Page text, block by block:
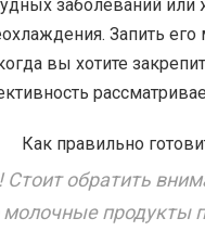
заболеваний или
Запить
вы хотите
Стоит обратить
молочные продукты